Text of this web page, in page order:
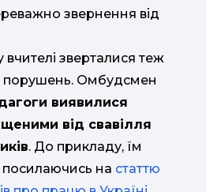
звернення від
вчителі зверталися теж
порушень. Омбудсмен
виявилися
від свавілля
. До прикладу, їм
посилаючись на статтю